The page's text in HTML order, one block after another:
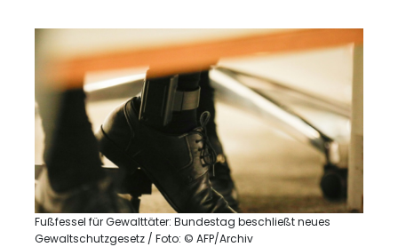
Fußfessel für Gewalttäter: Bundestag beschließt neues
Gewaltschutzgesetz / Foto: © AFP/Archiv